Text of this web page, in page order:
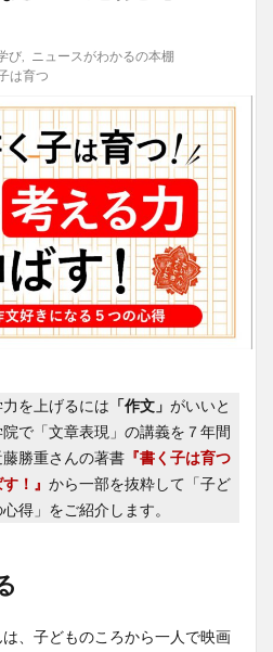
び
ニュースがわかるの本棚
は育つ
を上げるには 「作文」 がいいと
で「文章表現」の講義を７年間
勝重さんの著書 『書く子は育つ
！』 から一部を抜粋して「子ど
得」をご紹介します。
、子どものころから一人で映画